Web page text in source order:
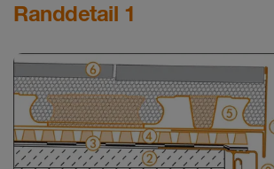
Randdetail 1